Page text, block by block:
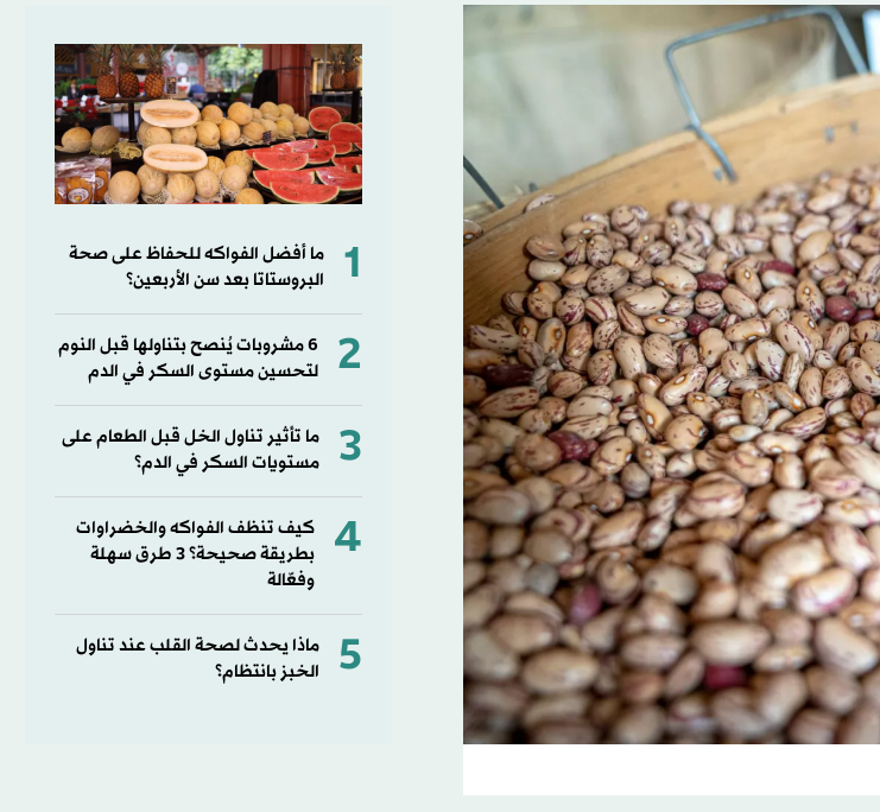
1
ما أفضل الفواكه للحفاظ على صحة
البروستاتا بعد سن الأربعين؟
2
6 مشروبات يُنصح بتناولها قبل النوم
لتحسين مستوى السكر في الدم
3
ما تأثير تناول الخل قبل الطعام على
مستويات السكر في الدم؟
4
كيف تنظف الفواكه والخضراوات
بطريقة صحيحة؟ 3 طرق سهلة
وفعّالة
5
ماذا يحدث لصحة القلب عند تناول
الخبز بانتظام؟